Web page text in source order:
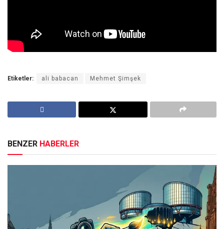
Etiketler: ali babacan Mehmet Şimşek
BENZER HABERLER